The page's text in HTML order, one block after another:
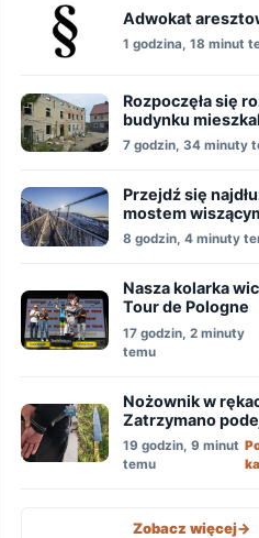
Adwokat
1 godzina, 18 minut
Rozpoczęła się
budynku
7 godzin, 34 minuty
Przejdź się
mostem
8 godzin, 4 minuty
Nasza kolarka
Tour de Pologne
17 godzin, 2 minuty
temu
Nożownik w
Zatrzymano
usiłowanie
19 godzin, 9 minut
temu
Zobacz więcej->